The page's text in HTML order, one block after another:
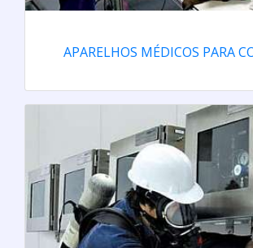
APARELHOS MÉDICOS PARA